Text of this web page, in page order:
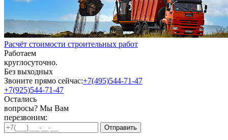
Расчёт стоимости строительных работ
Работаем
круглосуточно.
Без выходных
Звоните прямо сейчас:+7(495)544-71-47
+7(925)544-71-47
Остались
вопросы? Мы Вам
перезвоним: